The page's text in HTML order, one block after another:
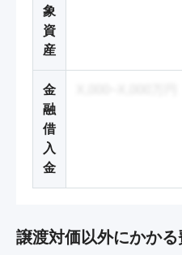
象
資
産
金
融
借
入
金
譲渡対価以外にかかる